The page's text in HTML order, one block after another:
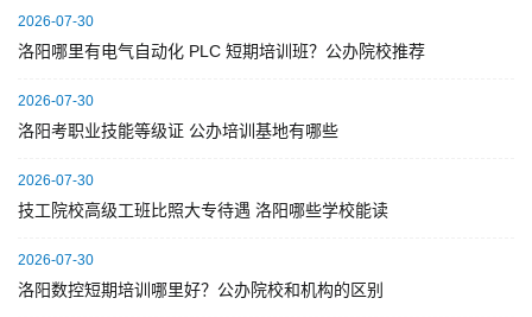
2026-07-30
洛阳哪里有电气自动化 PLC 短期培训班？公办院校推荐
2026-07-30
洛阳考职业技能等级证 公办培训基地有哪些
2026-07-30
技工院校高级工班比照大专待遇 洛阳哪些学校能读
2026-07-30
洛阳数控短期培训哪里好？公办院校和机构的区别